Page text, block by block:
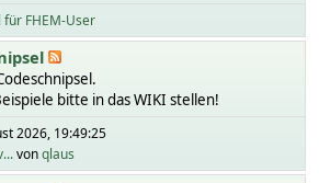
für FHEM-User
bitte in das WIKI stellen!
2026, 19:49:25
vonqlaus